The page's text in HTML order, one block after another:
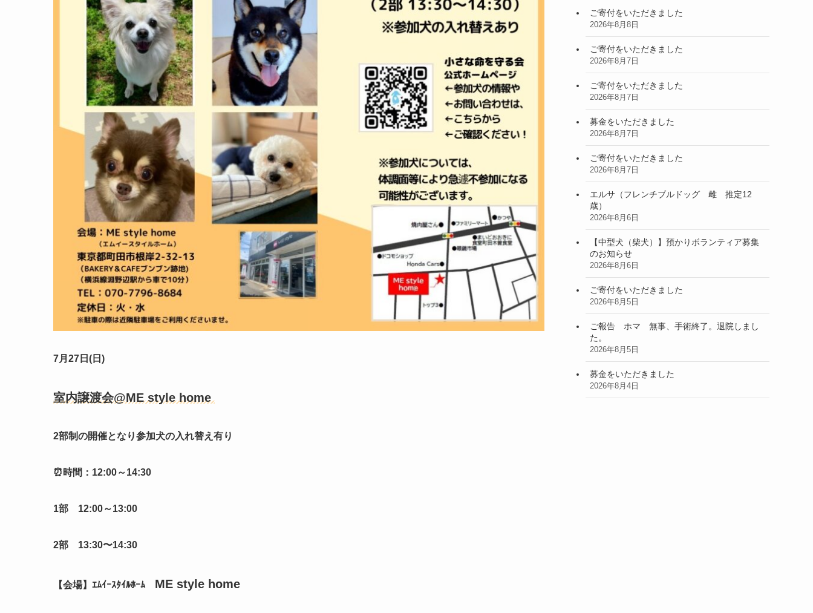
7月27日(日)
室内譲渡会@ME style home
2部制の開催となり参加犬の入れ替え有り
⏰時間：12:00～14:30
1部 12:00～13:00
2部 13:30〜14:30
【会場】ｴﾑｲｰｽﾀｲﾙﾎｰﾑ ME style home
ご寄付をいただきました
2026年8月8日
ご寄付をいただきました
2026年8月7日
ご寄付をいただきました
2026年8月7日
募金をいただきました
2026年8月7日
ご寄付をいただきました
2026年8月7日
エルサ（フレンチブルドッグ 雌 推定12
歳）
2026年8月6日
【中型犬（柴犬）】預かりボランティア募集
のお知らせ
2026年8月6日
ご寄付をいただきました
2026年8月5日
ご報告 ホマ 無事、手術終了。退院しまし
た。
2026年8月5日
募金をいただきました
2026年8月4日